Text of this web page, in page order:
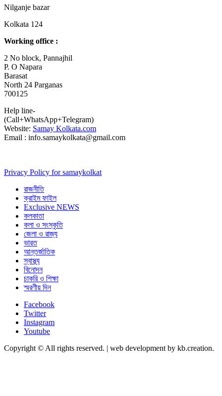
Nilganje bazar
Kolkata 124
Working office :
2 No block, Pannajhil
P. O Napara
Barasat
North 24 Parganas
700125
Help line-
(Call+WhatsApp+Telegram)
Website: Samay Kolkata.com
Email : info.samaykolkata@gmail.com
Privacy Policy for samaykolkat
রাজনীতি
ক্রাইম ফাইল
Exclusive NEWS
কলকাতা
কলা ও সংস্কৃতি
জেলা ও রাজ্য
ভারত
আন্তর্জাতিক
স্বাস্থ্য
বিনোদন
চাকরি ও শিক্ষা
স্মরণীয় দিন
Facebook
Twitter
Instagram
Youtube
Copyright © All rights reserved. | web development by kb.creation.